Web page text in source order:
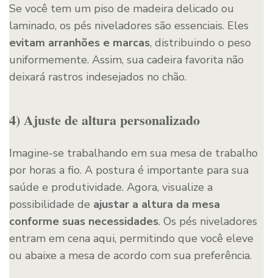
Se você tem um piso de madeira delicado ou
laminado, os pés niveladores são essenciais. Eles
evitam arranhões e marcas, distribuindo o peso
uniformemente. Assim, sua cadeira favorita não
deixará rastros indesejados no chão.
4) Ajuste de altura personalizado
Imagine-se trabalhando em sua mesa de trabalho
por horas a fio. A postura é importante para sua
saúde e produtividade. Agora, visualize a
possibilidade de ajustar a altura da mesa
conforme suas necessidades. Os pés niveladores
entram em cena aqui, permitindo que você eleve
ou abaixe a mesa de acordo com sua preferência.